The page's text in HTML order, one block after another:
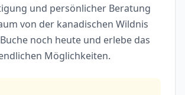
und persönlicher Beratung
von der kanadischen Wildnis
noch heute und erlebe das
Möglichkeiten.